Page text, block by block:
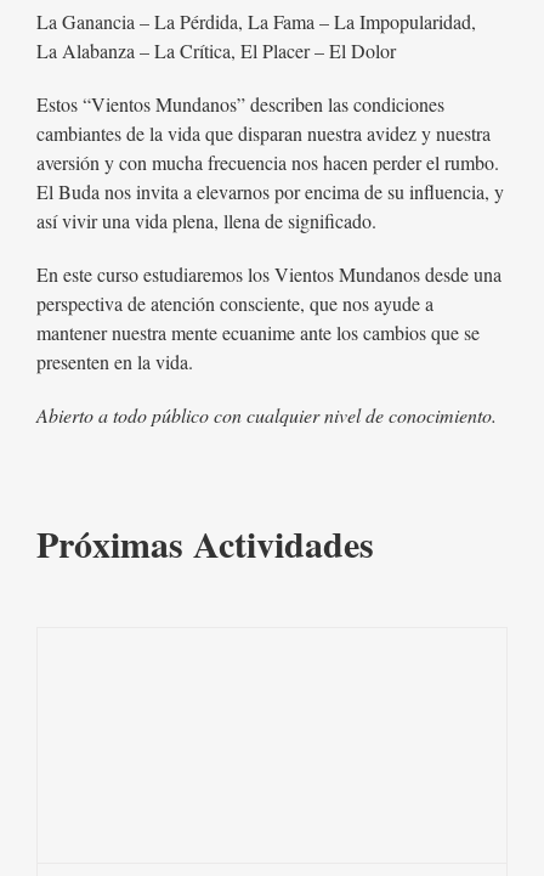
La Ganancia – La Pérdida, La Fama – La Impopularidad,
La Alabanza – La Crítica, El Placer – El Dolor
Estos “Vientos Mundanos” describen las condiciones
cambiantes de la vida que disparan nuestra avidez y nuestra
aversión y con mucha frecuencia nos hacen perder el rumbo.
El Buda nos invita a elevarnos por encima de su influencia, y
así vivir una vida plena, llena de significado.
En este curso estudiaremos los Vientos Mundanos desde una
perspectiva de atención consciente, que nos ayude a
mantener nuestra mente ecuanime ante los cambios que se
presenten en la vida.
Abierto a todo público con cualquier nivel de conocimiento.
Próximas Actividades